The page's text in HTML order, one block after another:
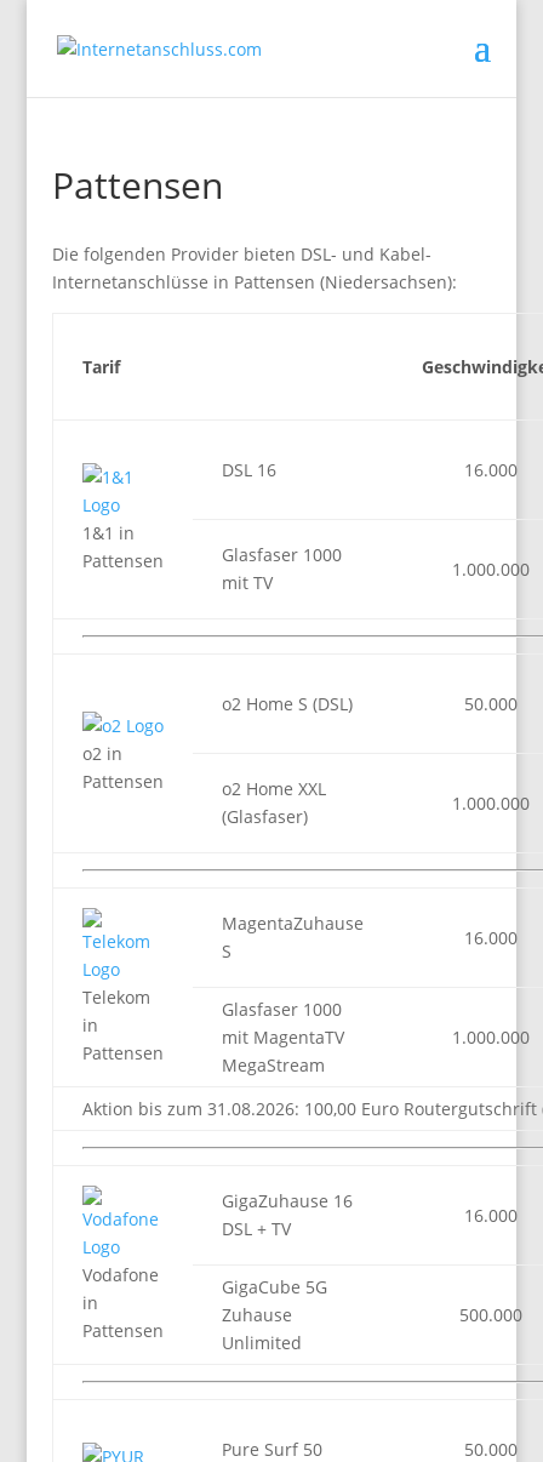
Pattensen
Die folgenden Provider bieten DSL- und Kabel-
Internetanschlüsse in Pattensen (Niedersachsen):
Tarif
1&1 in
Pattensen
DSL 16 16.000
Glasfaser 1000
mit TV
1.000.000
o2 in
Pattensen
o2 Home S (DSL) 50.000
o2 Home XXL
(Glasfaser)
1.000.000
Telekom
in
Pattensen
MagentaZuhause
S
16.000
Glasfaser 1000
mit MagentaTV
MegaStream
1.000.000
Aktion bis zum 31.08.2026: 100,00 Euro
Vodafone
in
Pattensen
GigaZuhause 16
DSL + TV
16.000
GigaCube 5G
Zuhause
Unlimited
500.000
Pure Surf 50 50.000